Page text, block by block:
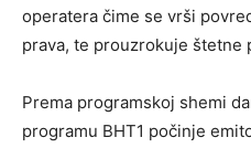
operatera čime se vrši
prava, te prouzrokuje štetne
Prema programskoj shemi
programu BHT1 počinje